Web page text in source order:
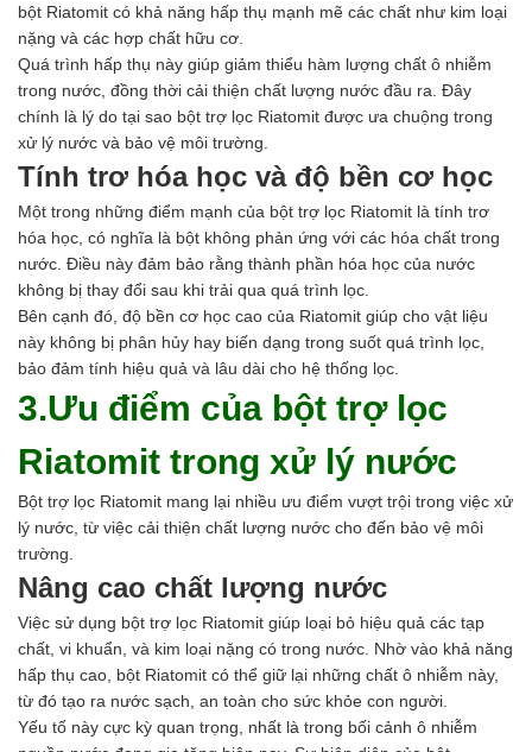
bột Riatomit có khả năng hấp thụ mạnh mẽ các chất như kim loại
nặng và các hợp chất hữu cơ.
Quá trình hấp thụ này giúp giảm thiểu hàm lượng chất ô nhiễm
trong nước, đồng thời cải thiện chất lượng nước đầu ra. Đây
chính là lý do tại sao bột trợ lọc Riatomit được ưa chuộng trong
xử lý nước và bảo vệ môi trường.
Tính trơ hóa học và độ bền cơ học
Một trong những điểm mạnh của bột trợ lọc Riatomit là tính trơ
hóa học, có nghĩa là bột không phản ứng với các hóa chất trong
nước. Điều này đảm bảo rằng thành phần hóa học của nước
không bị thay đổi sau khi trải qua quá trình lọc.
Bên cạnh đó, độ bền cơ học cao của Riatomit giúp cho vật liệu
này không bị phân hủy hay biến dạng trong suốt quá trình lọc,
bảo đảm tính hiệu quả và lâu dài cho hệ thống lọc.
3.Ưu điểm của bột trợ lọc
Riatomit trong xử lý nước
Bột trợ lọc Riatomit mang lại nhiều ưu điểm vượt trội trong việc xử
lý nước, từ việc cải thiện chất lượng nước cho đến bảo vệ môi
trường.
Nâng cao chất lượng nước
Việc sử dụng bột trợ lọc Riatomit giúp loại bỏ hiệu quả các tạp
chất, vi khuẩn, và kim loại nặng có trong nước. Nhờ vào khả năng
hấp thụ cao, bột Riatomit có thể giữ lại những chất ô nhiễm này,
từ đó tạo ra nước sạch, an toàn cho sức khỏe con người.
Yếu tố này cực kỳ quan trọng, nhất là trong bối cảnh ô nhiễm